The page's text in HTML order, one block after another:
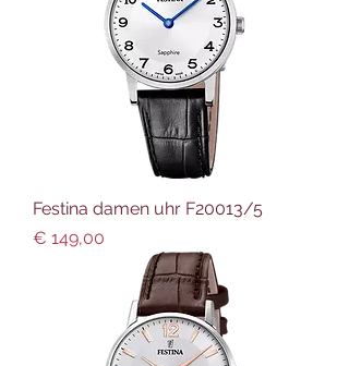
Festina damen uhr F20013/5
Preis
€ 149,00